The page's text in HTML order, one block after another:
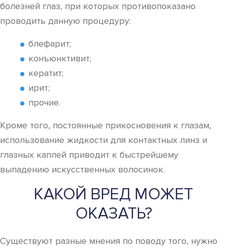
болезней глаз, при которых противопоказано
проводить данную процедуру:
блефарит;
конъюнктивит;
кератит;
ирит;
прочие.
Кроме того, постоянные прикосновения к глазам,
использование жидкости для контактных линз и
глазных каплей приводит к быстрейшему
выпадению искусственных волосинок.
КАКОЙ ВРЕД МОЖЕТ
ОКАЗАТЬ?
Существуют разные мнения по поводу того, нужно